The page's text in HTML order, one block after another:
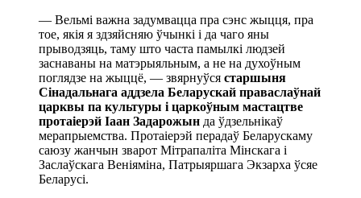
— Вельмі важна задумвацца пра сэнс жыцця, пра
тое, якія я здзяйсняю ўчынкі і да чаго яны
прыводзяць, таму што часта памылкі людзей
заснаваны на матэрыяльным, а не на духоўным
поглядзе на жыццё, — звярнуўся старшыня
Сінадальнага аддзела Беларускай праваслаўнай
царквы па культуры і царкоўным мастацтве
протаіерэй Іаан Задарожын да ўдзельнікаў
мерапрыемства. Протаіерэй перадаў Беларускаму
саюзу жанчын зварот Мітрапаліта Мінскага і
Заслаўскага Веніяміна, Патрыяршага Экзарха ўсяе
Беларусі.